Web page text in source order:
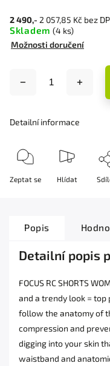
2 490,- 2 057,85 Kč bez
Skladem (4 ks)
Možnosti doručení
Detailní informace
Zeptat se Hlídat
Popis
Detailní popis
FOCUS RC SHORTS
and a trendy look =
follow the anatomy of
compression and
digging into your skin
waistband and